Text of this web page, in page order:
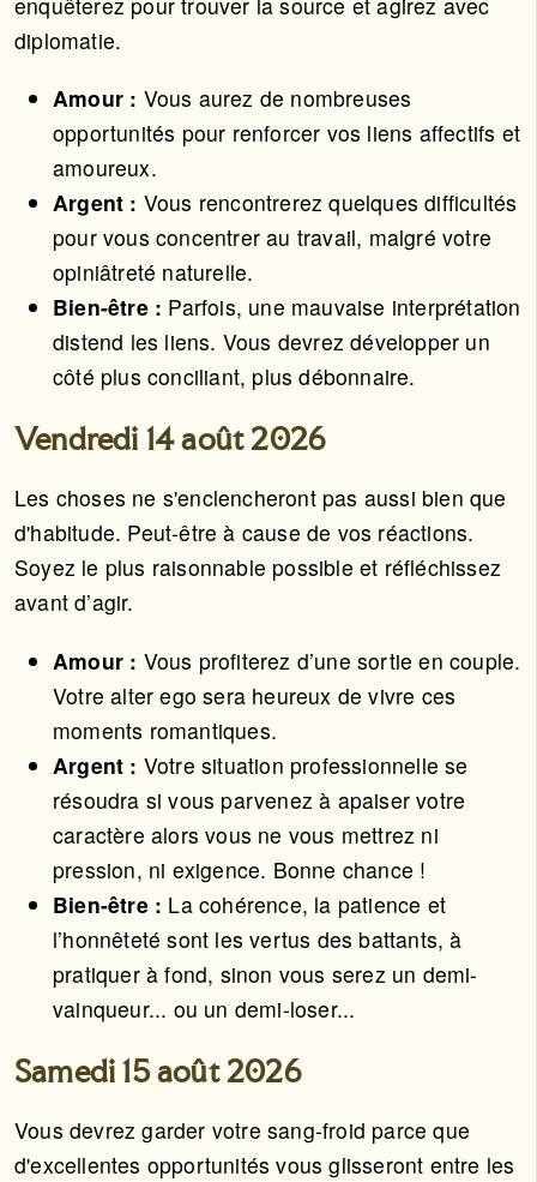
diplomatie.
Amour : Vous aurez de nombreuses
opportunités pour renforcer vos liens affectifs et
amoureux.
Argent : Vous rencontrerez quelques difficultés
pour vous concentrer au travail, malgré votre
opiniâtreté naturelle.
Bien-être : Parfois, une mauvaise interprétation
distend les liens. Vous devrez développer un
côté plus conciliant, plus débonnaire.
Vendredi 14 août 2026
Les choses ne s'enclencheront pas aussi bien que
d'habitude. Peut-être à cause de vos réactions.
Soyez le plus raisonnable possible et réfléchissez
avant d’agir.
Amour : Vous profiterez d’une sortie en couple.
Votre alter ego sera heureux de vivre ces
moments romantiques.
Argent : Votre situation professionnelle se
résoudra si vous parvenez à apaiser votre
caractère alors vous ne vous mettrez ni
pression, ni exigence. Bonne chance !
Bien-être : La cohérence, la patience et
l’honnêteté sont les vertus des battants, à
pratiquer à fond, sinon vous serez un demi-
vainqueur... ou un demi-loser...
Samedi 15 août 2026
Vous devrez garder votre sang-froid parce que
d'excellentes opportunités vous glisseront entre les